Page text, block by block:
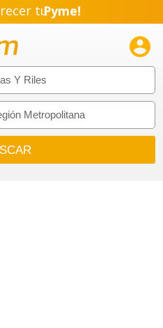
tuPyme!
Emprendimiento!
